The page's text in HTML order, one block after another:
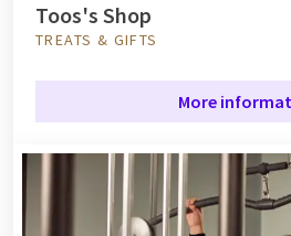
Toos's Shop
TREATS & GIFTS
More